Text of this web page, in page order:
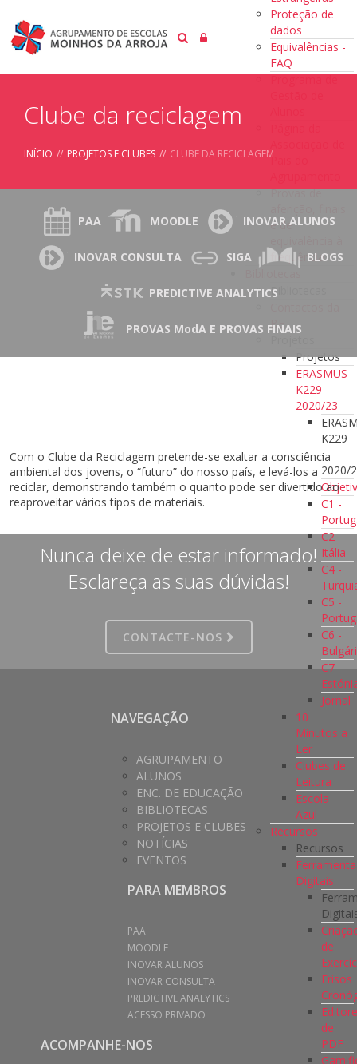
Proteção de
dados
Equivalências -
FAQ
Programa de
Pais do
Provas de
e de
frequência
Bibliotecas
Bibliotecas
BE
Projetos
ERASMUS
K229 -
2020/23
K229
-
2020/
C1 -
C2 -
Itália
C4 -
C5 -
C6 -
C7 -
Jornal
10
Minutos a
Ler
Clubes de
Leitura
Escola
Azul
Recursos
Recursos
Digitais
de
Frisos
de
PDF
Clube da reciclagem
INÍCIO // PROJETOS E CLUBES // CLUBE DA RECICLAGEM
PAA MOODLE INOVAR ALUNOS
INOVAR CONSULTA SIGA BLOGS
PREDICTIVE ANALYTICS
PROVAS ModA E PROVAS FINAIS
Com o Clube da Reciclagem pretende-se exaltar a consciência
ambiental dos jovens, o “futuro” do nosso país, e levá-los a
reciclar, demonstrando também o quanto pode ser divertido ao
reaproveitar vários tipos de materiais.
Nunca deixe de estar informado!
Esclareça as suas dúvidas!
CONTACTE-NOS
NAVEGAÇÃO
AGRUPAMENTO
ALUNOS
ENC. DE EDUCAÇÃO
BIBLIOTECAS
PROJETOS E CLUBES
NOTÍCIAS
EVENTOS
PARA MEMBROS
PAA
MOODLE
INOVAR ALUNOS
INOVAR CONSULTA
PREDICTIVE ANALYTICS
ACESSO PRIVADO
ACOMPANHE-NOS